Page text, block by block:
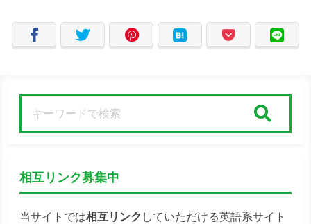
相互リンク募集中
当サイトでは相互リンク していただける英語系サイト